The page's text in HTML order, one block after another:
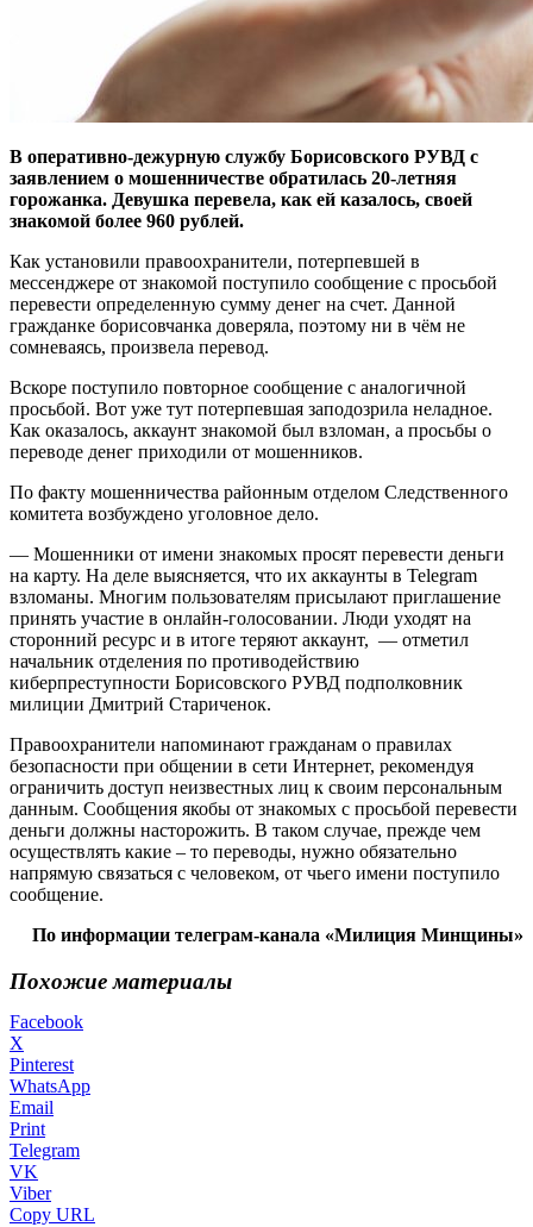
В оперативно-дежурную службу Борисовского РУВД с
заявлением о мошенничестве обратилась 20-летняя
горожанка. Девушка перевела, как ей казалось, своей
знакомой более 960 рублей.
Как установили правоохранители, потерпевшей в
мессенджере от знакомой поступило сообщение с просьбой
перевести определенную сумму денег на счет. Данной
гражданке борисовчанка доверяла, поэтому ни в чём не
сомневаясь, произвела перевод.
Вскоре поступило повторное сообщение с аналогичной
просьбой. Вот уже тут потерпевшая заподозрила неладное.
Как оказалось, аккаунт знакомой был взломан, а просьбы о
переводе денег приходили от мошенников.
По факту мошенничества районным отделом Следственного
комитета возбуждено уголовное дело.
— Мошенники от имени знакомых просят перевести деньги
на карту. На деле выясняется, что их аккаунты в Telegram
взломаны. Многим пользователям присылают приглашение
принять участие в онлайн-голосовании. Люди уходят на
сторонний ресурс и в итоге теряют аккаунт, — отметил
начальник отделения по противодействию
киберпреступности Борисовского РУВД подполковник
милиции Дмитрий Стариченок.
Правоохранители напоминают гражданам о правилах
безопасности при общении в сети Интернет, рекомендуя
ограничить доступ неизвестных лиц к своим персональным
данным. Сообщения якобы от знакомых с просьбой перевести
деньги должны насторожить. В таком случае, прежде чем
осуществлять какие – то переводы, нужно обязательно
напрямую связаться с человеком, от чьего имени поступило
сообщение.
По информации телеграм-канала «Милиция Минщины»
Похожие материалы
Facebook
X
Pinterest
WhatsApp
Email
Print
Telegram
VK
Viber
Copy URL